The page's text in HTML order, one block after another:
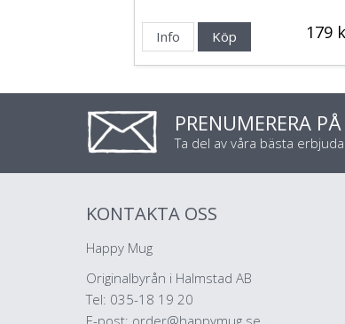
179
Info Köp
PRENUMERERA
Ta del av våra bästa
KONTAKTA OSS
Happy Mug
Originalbyrån i Halmstad AB
Tel: 035-18 19 20
E-post: order@happymug.se